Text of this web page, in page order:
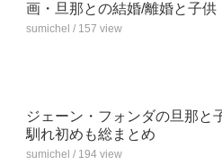
画・旦那との結婚/離婚と子
sumichel / 157 view
ジェーン・フォンダの旦那と
馴れ初めも総まとめ
sumichel / 194 view